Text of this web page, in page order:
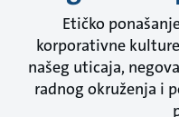
Etičko
korporativne
našeg uticaja,
radnog okruženja i